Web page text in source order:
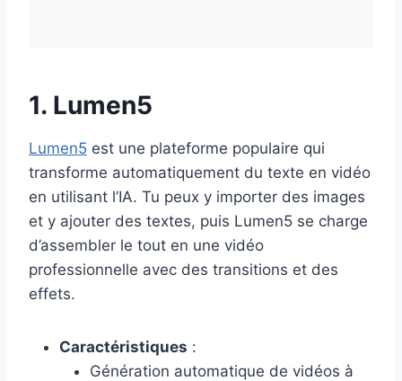
1. Lumen5
Lumen5 est une plateforme populaire qui
transforme automatiquement du texte en vidéo
en utilisant l’IA. Tu peux y importer des images
et y ajouter des textes, puis Lumen5 se charge
d’assembler le tout en une vidéo
professionnelle avec des transitions et des
effets.
Caractéristiques :
Génération automatique de vidéos à